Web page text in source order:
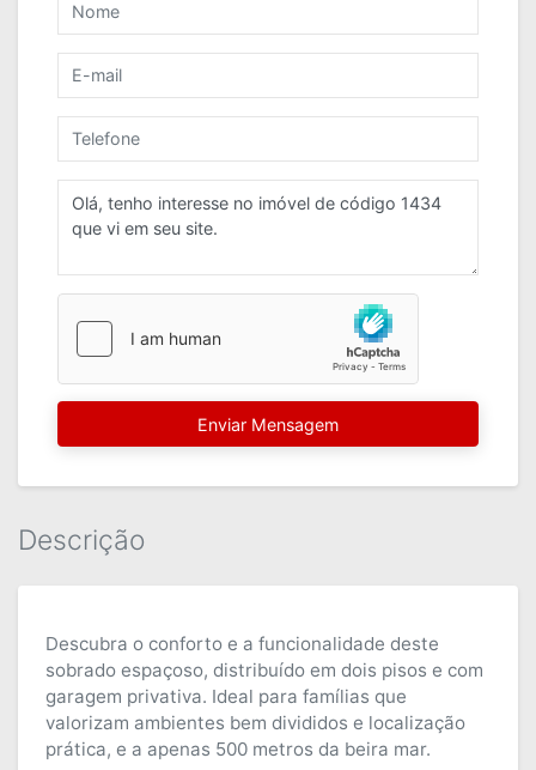
Enviar Mensagem
Descrição
Descubra o conforto e a funcionalidade deste
sobrado espaçoso, distribuído em dois pisos e com
garagem privativa. Ideal para famílias que
valorizam ambientes bem divididos e localização
prática, e a apenas 500 metros da beira mar.